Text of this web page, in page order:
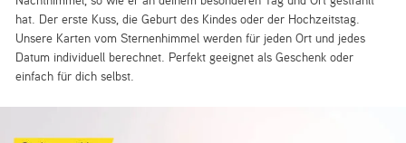
hat. Der erste Kuss, die Geburt des Kindes oder der Hochzeitstag.
Unsere Karten vom Sternenhimmel werden für jeden Ort und jedes
Datum individuell berechnet. Perfekt geeignet als Geschenk oder
einfach für dich selbst.